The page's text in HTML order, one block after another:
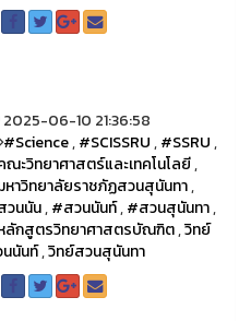
2025-06-10 21:36:58
#Science,#SCISSRU,#SSRU,
ะวิทยาศาสตร์และเทคโนโลยี,
าวิทยาลัยราชภัฏสวนสุนันทา,
วนนัน,#สวนนันท์,#สวนสุนันทา,
ลักสูตรวิทยาศาสตรบัณฑิต,วิทย์
นันท์,วิทย์สวนสุนันทา